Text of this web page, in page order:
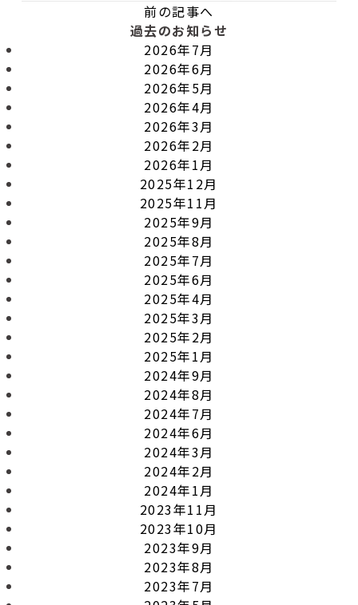
前の記事へ
過去のお知らせ
2026年7月
2026年6月
2026年5月
2026年4月
2026年3月
2026年2月
2026年1月
2025年12月
2025年11月
2025年9月
2025年8月
2025年7月
2025年6月
2025年4月
2025年3月
2025年2月
2025年1月
2024年9月
2024年8月
2024年7月
2024年6月
2024年3月
2024年2月
2024年1月
2023年11月
2023年10月
2023年9月
2023年8月
2023年7月